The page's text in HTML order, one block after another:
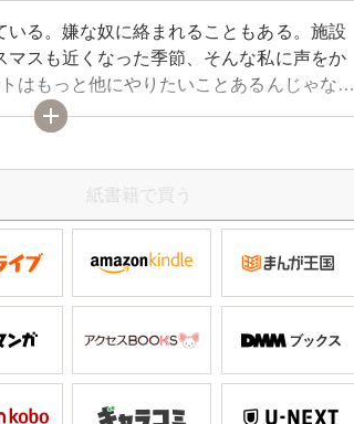
る。嫌な奴に絡まれることもある。施設
スも近くなった季節、そんな私に声をか
はもっと他にやりたいことあるんじゃない
れたのに、ボーイの言葉が頭から離れな
をやめてどうやって生きていくって言う
紙書籍で買う